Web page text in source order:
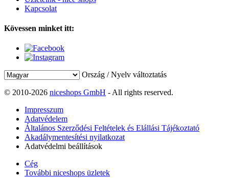
Kapcsolat
Kövessen minket itt:
Ország / Nyelv változtatás
© 2010-2026 niceshops GmbH - All rights reserved.
Impresszum
Adatvédelem
Általános Szerződési Feltételek és Elállási Tájékoztató
Akadálymentesítési nyilatkozat
Adatvédelmi beállítások
Cég
További niceshops üzletek